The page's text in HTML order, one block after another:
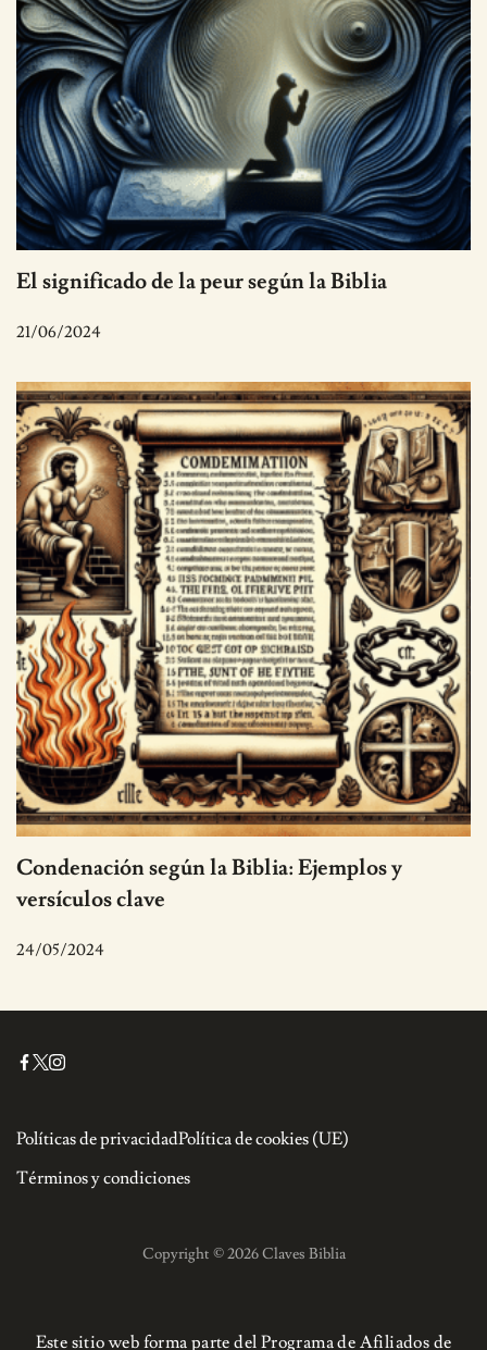
El significado de la peur según la Biblia
21/06/2024
Condenación según la Biblia: Ejemplos y
versículos clave
24/05/2024
Políticas de privacidadPolítica de cookies (UE)
Términos y condiciones
Copyright © 2026 Claves Biblia
Este sitio web forma parte del Programa de Afiliados de